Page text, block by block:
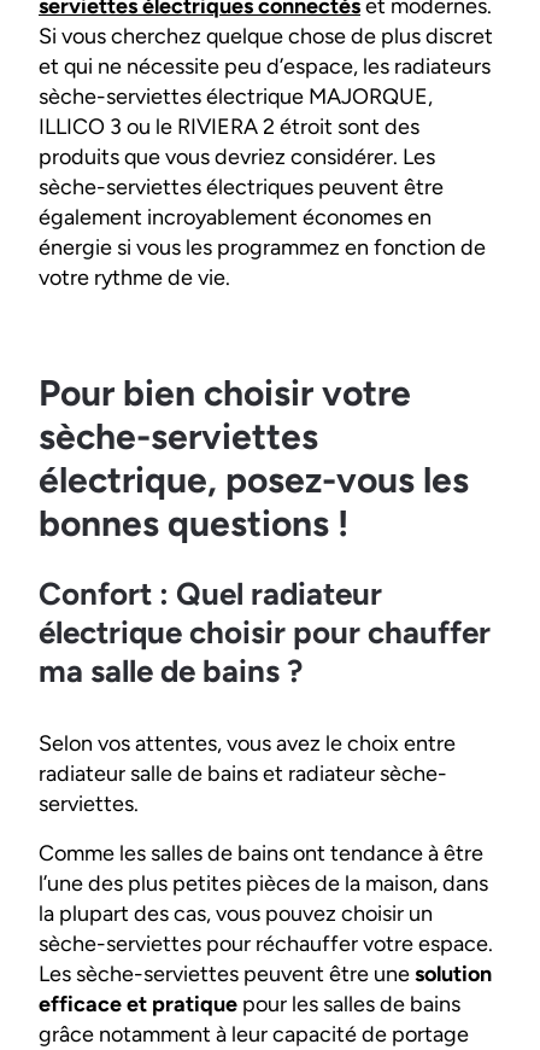
serviettes électriques connectéset modernes.
Si vous cherchez quelque chose de plus discret
et qui ne nécessite peu d’espace, les radiateurs
sèche-serviettes électrique MAJORQUE,
ILLICO 3 ou le RIVIERA 2 étroit sont des
produits que vous devriez considérer. Les
sèche-serviettes électriques peuvent être
également incroyablement économes en
énergie si vous les programmez en fonction de
votre rythme de vie.
Pour bien choisir votre
sèche-serviettes
électrique, posez-vous les
bonnes questions !
Confort : Quel radiateur
électrique choisir pour chauffer
ma salle de bains ?
Selon vos attentes, vous avez le choix entre
radiateur salle de bains et radiateur sèche-
serviettes.
Comme les salles de bains ont tendance à être
l’une des plus petites pièces de la maison, dans
la plupart des cas, vous pouvez choisir un
sèche-serviettes pour réchauffer votre espace.
Les sèche-serviettes peuvent être unesolution
efficace et pratique pour les salles de bains
grâce notamment à leur capacité de portage